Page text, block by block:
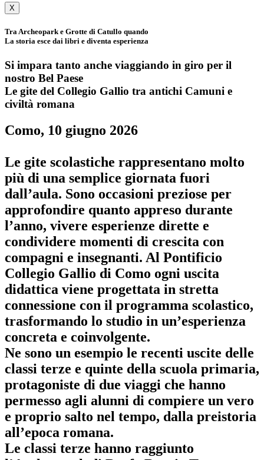
X
Tra Archeopark e Grotte di Catullo quando
La storia esce dai libri e diventa esperienza
Si impara tanto anche viaggiando in giro per il
nostro Bel Paese
Le gite del Collegio Gallio tra antichi Camuni e
civiltà romana
Como, 10 giugno 2026
Le gite scolastiche rappresentano molto
più di una semplice giornata fuori
dall’aula. Sono occasioni preziose per
approfondire quanto appreso durante
l’anno, vivere esperienze dirette e
condividere momenti di crescita con
compagni e insegnanti. Al Pontificio
Collegio Gallio di Como ogni uscita
didattica viene progettata in stretta
connessione con il programma scolastico,
trasformando lo studio in un’esperienza
concreta e coinvolgente.
Ne sono un esempio le recenti uscite delle
classi terze e quinte della scuola primaria,
protagoniste di due viaggi che hanno
permesso agli alunni di compiere un vero
e proprio salto nel tempo, dalla preistoria
all’epoca romana.
Le classi terze hanno raggiunto